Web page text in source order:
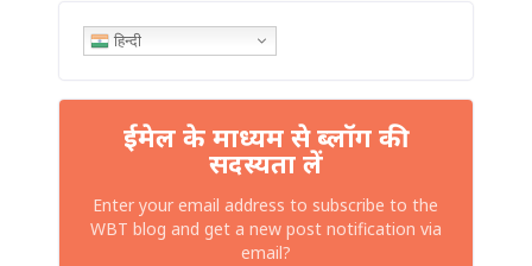
हिन्दी
ईमेल के माध्यम से ब्लॉग की
सदस्यता लें
Enter your email address to subscribe to the
WBT blog and get a new post notification via
email?